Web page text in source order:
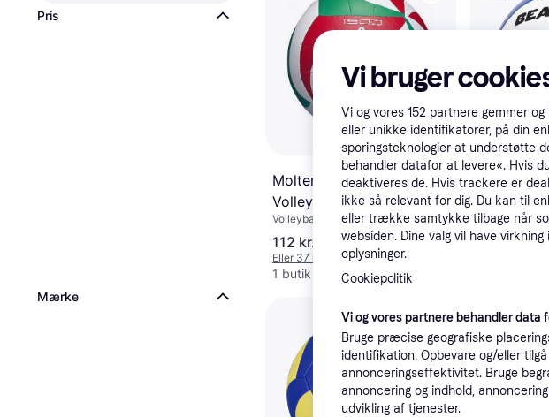
Pris
Mærke
Molten V5M1500
Volleyball
Volleyball Bold, Kunstlæder
112 kr.
Eller 37 kr./md.
1 butik
Mikasa
Pro
Volleyball
Vi bruger
Vi og vores 152 partnere gemmer
eller unikke identifikatorer, på din
sporingsteknologier at understøtte
behandler datafor at levere«. Hvis
deaktiveres de. Hvis trackere er
ikke så relevant for dig. Du kan til
eller trække samtykke tilbage når
websiden. Dine valg vil have
oplysninger.
Cookiepolitik
Vi og vores partnere behandler data
Bruge præcise geografiske
identifikation. Opbevare og/eller
annonceringseffektivitet. Bruge
annoncering og indhold,
udvikling af tjenester.